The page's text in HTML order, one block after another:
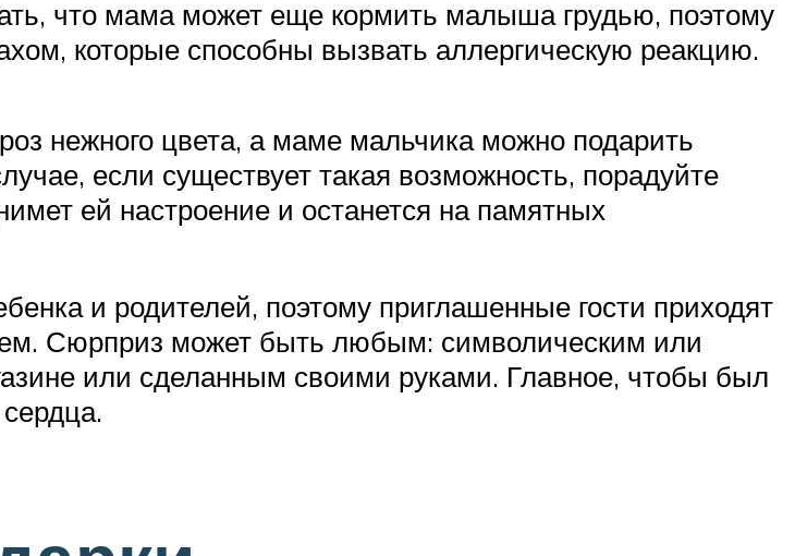
что мама может еще кормить малыша грудью, поэтому
которые способны вызвать аллергическую реакцию.
нежного цвета, а маме мальчика можно подарить
если существует такая возможность, порадуйте
ей настроение и останется на памятных
и родителей, поэтому приглашенные гости приходят
Сюрприз может быть любым: символическим или
или сделанным своими руками. Главное, чтобы был